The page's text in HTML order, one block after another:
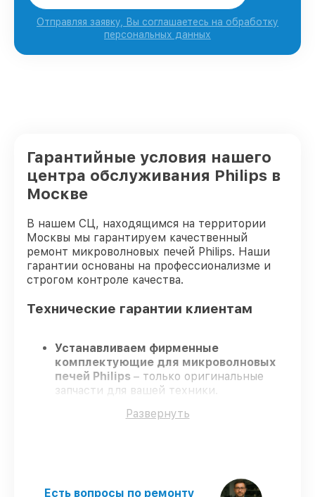
Отправляя заявку, Вы соглашаетесь на обработку
персональных данных
Гарантийные условия нашего
центра обслуживания Philips в
Москве
В нашем СЦ, находящимся на территории
Москвы мы гарантируем качественный
ремонт микроволновых печей Philips. Наши
гарантии основаны на профессионализме и
строгом контроле качества.
Технические гарантии клиентам
Устанавливаем фирменные
комплектующие для микроволновых
печей Philips – только оригинальные
запчасти для вашей техники.
проходят регулярное обучение, что
Поддержка после ремонта
– на все
Развернуть
Есть вопросы по ремонту